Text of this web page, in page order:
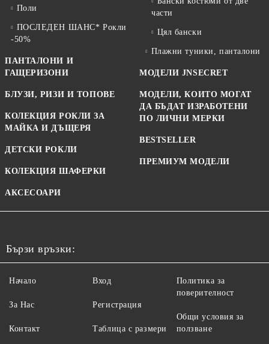
Поли
ПОСЛЕДЕН ШАНС* Рокли
-50%
ПАНТАЛОНИ И
ГАЩЕРИЗОНИ
БЛУЗИ, РИЗИ И ТОПОВЕ
КОЛЕКЦИЯ РОКЛИ ЗА
МАЙКА И ДЪЩЕРЯ
ДЕТСКИ РОКЛИ
КОЛЕКЦИЯ ШАФЕРКИ
АКСЕСОАРИ
части
Цял бански
Плажни туники, панталони
МОДЕЛИ JNSECRET
МОДЕЛИ, КОИТО МОГАТ
ДА БЪДАТ ИЗРАБОТЕНИ
ПО ЛИЧНИ МЕРКИ
BESTSELLER
ПРЕМИУМ МОДЕЛИ
Бързи връзки:
Начало
За Нас
Контакт
Вход
Регистрация
Таблица с размери
Политика за
поверителност
Общи условия за
ползване